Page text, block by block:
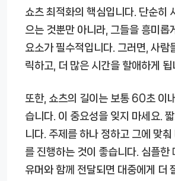
쇼츠 최적화의 핵심입니다. 단순히
으는 것뿐만 아니라, 그들을 흥미롭
요소가 필수적입니다. 그러면, 사람
릭하고, 더 많은 시간을 할애하게 됩
또한, 쇼츠의 길이는 보통 60초 이
습니다. 이 중요성을 잊지 마세요.
니다. 주제를 하나 정하고 그에 맞춰
를 진행하는 것이 좋습니다. 심플한
유머와 함께 전달되면 대중에게 더